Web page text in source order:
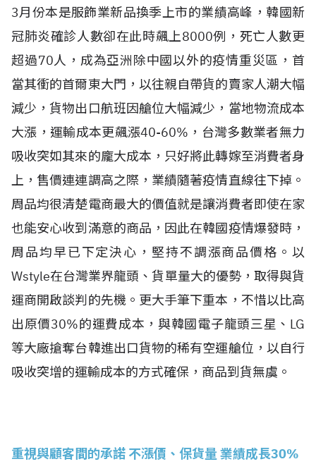
3月份本是服飾業新品換季上市的業績高峰，韓國新
冠肺炎確診人數卻在此時飆上8000例，死亡人數更
超過70人，成為亞洲除中國以外的疫情重災區，首
當其衝的首爾東大門，以往親自帶貨的賣家人潮大幅
減少，貨物出口航班因艙位大幅減少，當地物流成本
大漲，運輸成本更飆漲40-60%，台灣多數業者無力
吸收突如其來的龐大成本，只好將此轉嫁至消費者身
上，售價連連調高之際，業績隨著疫情直線往下掉。
周品均很清楚電商最大的價值就是讓消費者即使在家
也能安心收到滿意的商品，因此在韓國疫情爆發時，
周品均早已下定決心，堅持不調漲商品價格。以
Wstyle在台灣業界龍頭、貨單量大的優勢，取得與貨
運商開啟談判的先機。更大手筆下重本，不惜以比高
出原價30%的運費成本，與韓國電子龍頭三星、LG
等大廠搶奪台韓進出口貨物的稀有空運艙位，以自行
吸收突增的運輸成本的方式確保，商品到貨無虞。
重視與顧客間的承諾 不漲價、保貨量 業績成長30%